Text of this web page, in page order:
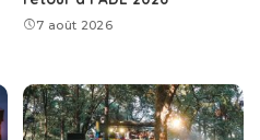
7 août 2026